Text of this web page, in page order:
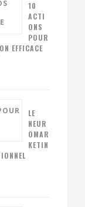
10
ACTI
ONS
POUR
EFFICACE
LE
NEUR
OMAR
KETIN